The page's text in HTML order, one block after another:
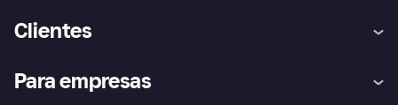
Clientes
Inicio de sesión
Para empresas